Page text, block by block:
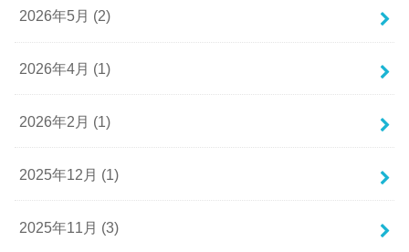
2026年5月 (2)
2026年4月 (1)
2026年2月 (1)
2025年12月 (1)
2025年11月 (3)